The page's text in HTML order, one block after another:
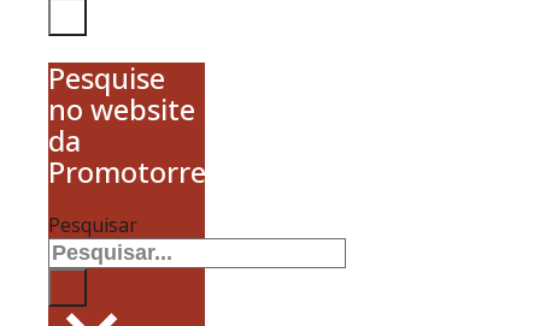
Pesquise
no website
da
Promotorres
Pesquisar